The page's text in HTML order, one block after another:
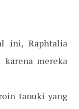
ini, Raphtalia
karena mereka
tanuki yang